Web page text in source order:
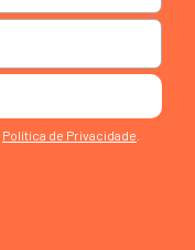
Política de Privacidade